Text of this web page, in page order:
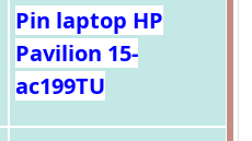
Pin laptop HP
Pavilion 15-
ac199TU